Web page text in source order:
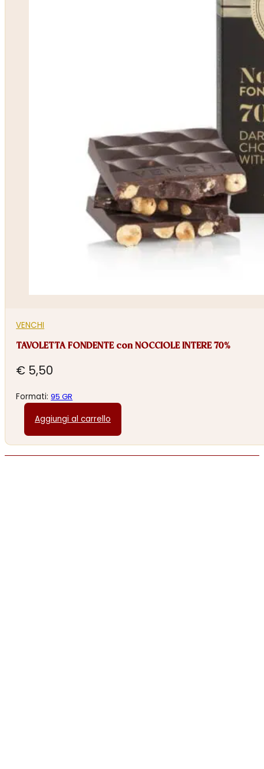
VENCHI
TAVOLETTA FONDENTE con NOCCIOLE INTERE 70%
€ 5,50
Formati:95 GR
Aggiungi al carrello